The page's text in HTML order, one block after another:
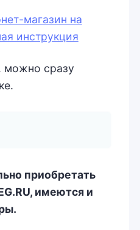
можно сразу
приобретать
.RU, имеются и